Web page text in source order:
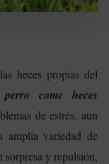
heces propias del
perro come heces
de estrés, aun
amplia variedad de
sorpresa y repulsión,